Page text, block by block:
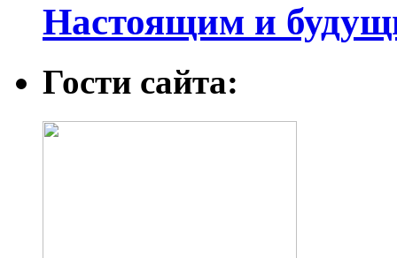
Настоящим и
Гости сайта: